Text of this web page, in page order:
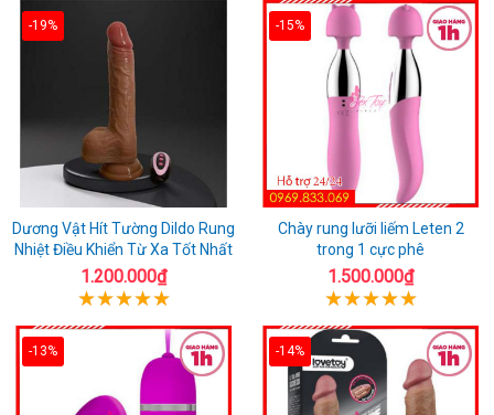
-19%
Dương Vật Hít Tường Dildo Rung
Nhiệt Điều Khiển Từ Xa Tốt Nhất
1.200.000₫
-15%
Chày rung lưỡi liếm Leten 2
trong 1 cực phê
1.500.000₫
-13% -14%